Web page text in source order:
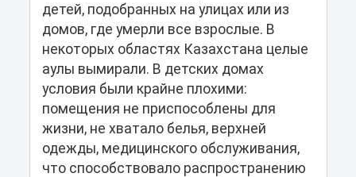
детей, подобранных на улицах или из
домов, где умерли все взрослые. В
некоторых областях Казахстана целые
аулы вымирали. В детских домах
условия были крайне плохими:
помещения не приспособлены для
жизни, не хватало белья, верхней
одежды, медицинского обслуживания,
что способствовало распространению